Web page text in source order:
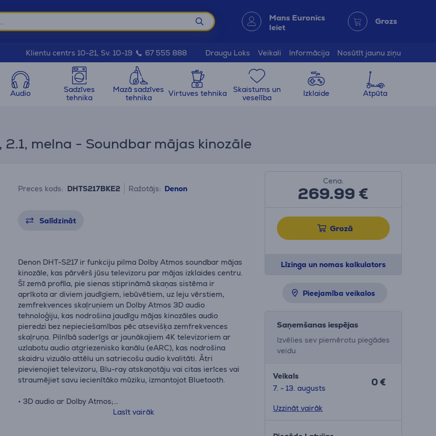
Mans Euronics
Ieiet
Grozs
Klientu centrs 10-21, Sv. 10-19 67 555 888 Draugu Loks Veikali Informācija Nosūtīt jaunu ziņu
Audio
Sadzīves
tehnika
Mazā sadzīves
tehnika
Virtuves tehnika
Skaistums un
veselība
Izklaide Atpūta
2.1, melna - Soundbar mājas kinozāle
Preces kods: DHTS217BKE2 Ražotājs: Denon
Salīdzināt
Denon DHT-S217 ir funkciju pilma Dolby Atmos soundbar mājas
kinozāle, kas pārvērš jūsu televizoru par mājas izklaides centru.
Šī zemā profila, pie sienas stiprināmā skaņas sistēma ir
aprīkota ar diviem jaudīgiem, iebūvētiem, uz leju vērstiem,
zemfrekvences skaļruņiem un Dolby Atmos 3D audio
tehnoloģiju, kas nodrošina jaudīgu mājas kinozāles audio
pieredzi bez nepieciešamības pēc atsevišķa zemfrekvences
skaļruņa. Pilnībā saderīgs ar jaunākajiem 4K televizoriem ar
uzlabotu audio atgriezenisko kanālu (eARC), kas nodrošina
skaidru vizuālo attēlu un satriecošu audio kvalitāti. Ātri
pievienojiet televizoru, Blu-ray atskaņotāju vai citas ierīces vai
straumējiet savu iecienītāko mūziku, izmantojot Bluetooth.
• 3D audio ar Dolby Atmos;
• Pilna diapazona audio ar iebūvētiem zemfrekvences
Lasīt vairāk
Cena:
269.99€
Grozā
Līzinga un nomas kalkulators
Pieejamība veikalos
Saņemšanas iespējas
Izvēlies sev piemērotu piegādes
veidu
Veikals
7. - 13. augusts
0 €
Uzzināt vairāk